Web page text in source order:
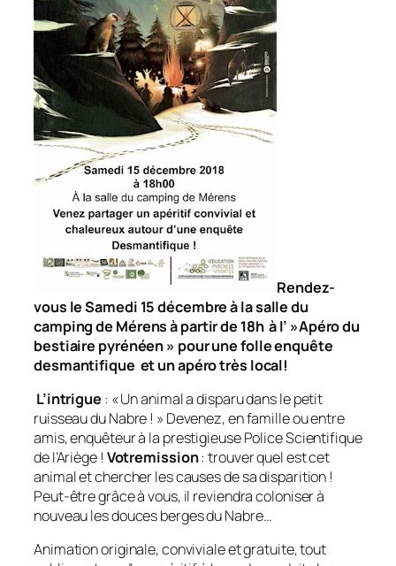
Rendez-
vous le Samedi 15 décembre à la salle du
camping de Mérens à partir de 18h à l’ »Apéro du
bestiaire pyrénéen » pour une folle enquête
desmantifique et un apéro très local!
L’intrigue : « Un animal a disparu dans le petit
ruisseau du Nabre ! » Devenez, en famille ou entre
amis, enquêteur à la prestigieuse Police Scientifique
de l’Ariège ! Votremission: trouver quel est cet
animal et chercher les causes de sa disparition !
Peut-être grâce à vous, il reviendra coloniser à
nouveau les douces berges du Nabre…
Animation originale, conviviale et gratuite, tout